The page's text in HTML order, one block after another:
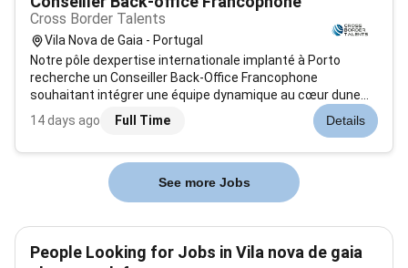
Cross Border Talents
Vila Nova de Gaia - Portugal
Notre pôle dexpertise internationale implanté à Porto
recherche un Conseiller Back-Office Francophone
souhaitant intégrer une équipe dynamique au cœur dune
cité côtière dynamique et agréable à vivre. À ce poste vous
prendrez en charge lensemble de nos communications
14 days ago Full Time Details
See more Jobs
People Looking for Jobs in Vila nova de gaia